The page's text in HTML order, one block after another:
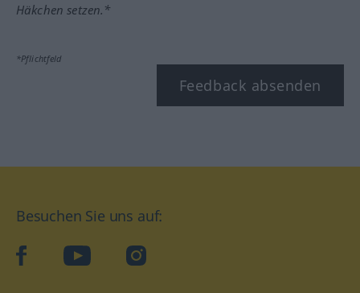
Häkchen setzen.*
*Pflichtfeld
Feedback absenden
Besuchen Sie uns auf:
facebookYouTube Instagram